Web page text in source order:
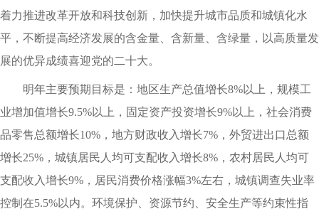
着力推进改革开放和科技创新，加快提升城市品质和城镇化水
平，不断提高经济发展的含金量、含新量、含绿量，以高质量发
展的优异成绩喜迎党的二十大。
明年主要预期目标是：地区生产总值增长8%以上，规模工
业增加值增长9.5%以上，固定资产投资增长9%以上，社会消费
品零售总额增长10%，地方财政收入增长7%，外贸进出口总额
增长25%，城镇居民人均可支配收入增长8%，农村居民人均可
支配收入增长9%，居民消费价格涨幅3%左右，城镇调查失业率
控制在5.5%以内。环境保护、资源节约、安全生产等约束性指